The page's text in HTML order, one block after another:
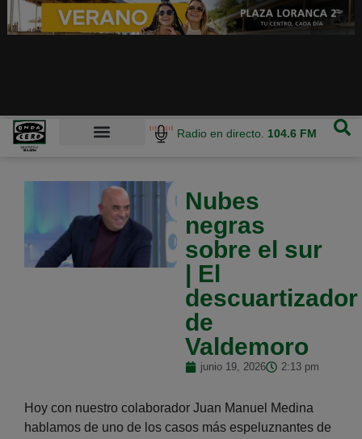
Radio en directo. 104.6 FM
Nubes
negras
sobre el sur
| El
descuartizador
de
Valdemoro
junio 19, 2026 2:13 pm
Hoy con nuestro colaborador Juan Manuel Medina
hablamos de uno de los casos más espeluznantes de